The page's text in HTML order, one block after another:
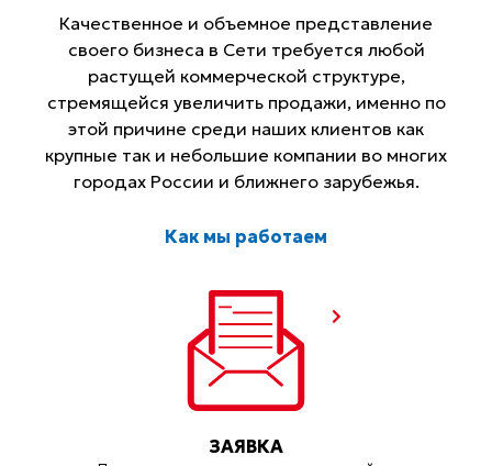
Качественное и объемное представление
своего бизнеса в Сети требуется любой
растущей коммерческой структуре,
стремящейся увеличить продажи, именно по
этой причине среди наших клиентов как
крупные так и небольшие компании во многих
городах России и ближнего зарубежья.
Как мы работаем
ЗАЯВКА